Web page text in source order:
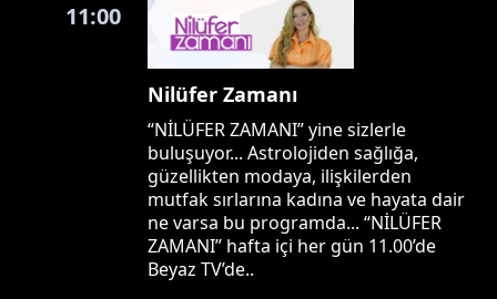
11:00
Nilüfer Zamanı
“NİLÜFER ZAMANI” yine sizlerle
buluşuyor... Astrolojiden sağlığa,
güzellikten modaya, ilişkilerden
mutfak sırlarına kadına ve hayata dair
ne varsa bu programda... “NİLÜFER
ZAMANI” hafta içi her gün 11.00’de
Beyaz TV’de..